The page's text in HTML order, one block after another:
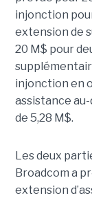
injonction
extension de
20 M$ pour
injonction en
assistance
de 5,28 M$.
Les deux
Broadcom a
extension